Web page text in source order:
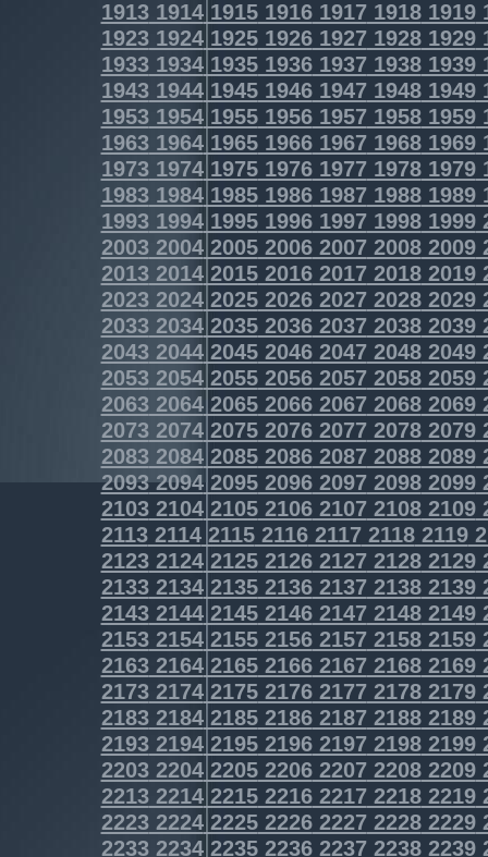
1913191419151916191719181919
1923192419251926192719281929
1933193419351936193719381939
1943194419451946194719481949
1953195419551956195719581959
1963196419651966196719681969
1973197419751976197719781979
1983198419851986198719881989
1993199419951996199719981999
2003200420052006200720082009
2013201420152016201720182019
2023202420252026202720282029
2033203420352036203720382039
2043204420452046204720482049
2053205420552056205720582059
2063206420652066206720682069
2073207420752076207720782079
2083208420852086208720882089
2093209420952096209720982099
2103210421052106210721082109
2113211421152116211721182119
2123212421252126212721282129
2133213421352136213721382139
2143214421452146214721482149
2153215421552156215721582159
2163216421652166216721682169
2173217421752176217721782179
2183218421852186218721882189
2193219421952196219721982199
2203220422052206220722082209
2213221422152216221722182219
2223222422252226222722282229
2233223422352236223722382239